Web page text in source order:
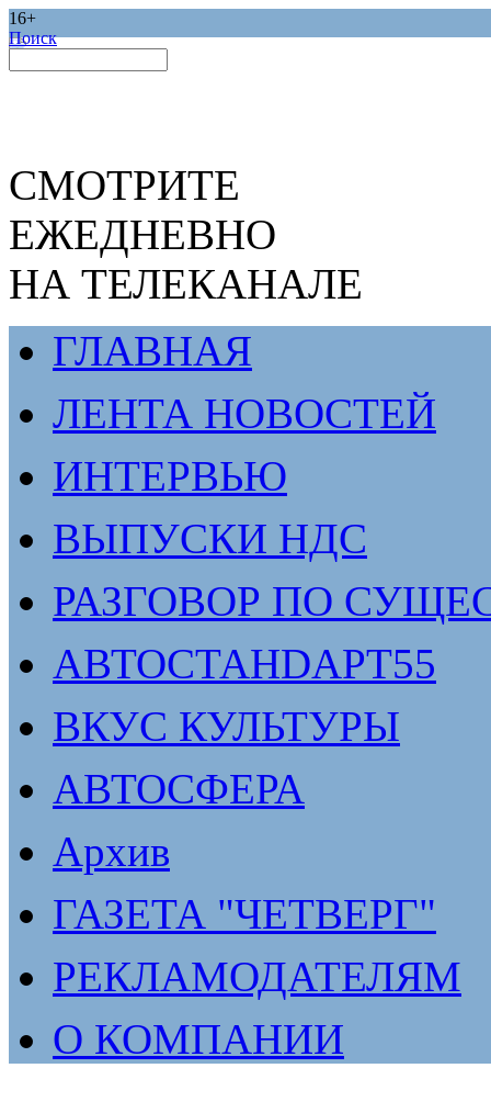
16+
Поиск
СМОТРИТЕ
ЕЖЕДНЕВНО
НА ТЕЛЕКАНАЛЕ
ГЛАВНАЯ
ЛЕНТА НОВОСТЕЙ
ИНТЕРВЬЮ
ВЫПУСКИ НДС
РАЗГОВОР ПО
АВТОСТАНDАРТ55
ВКУС КУЛЬТУРЫ
АВТОСФЕРА
Архив
ГАЗЕТА "ЧЕТВЕРГ"
РЕКЛАМОДАТЕЛЯМ
О КОМПАНИИ